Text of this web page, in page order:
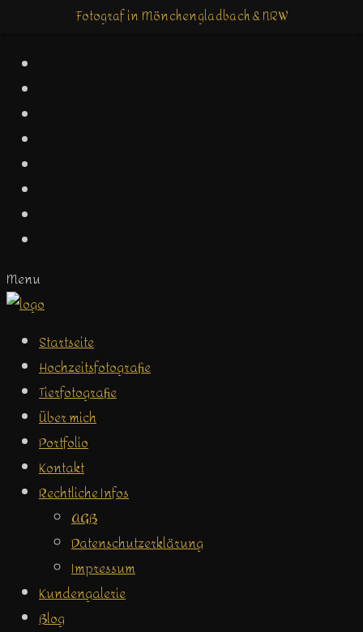
Fotograf in Mönchengladbach & NRW
Menu
Startseite
Hochzeitsfotografie
Tierfotografie
Über mich
Portfolio
Kontakt
Rechtliche Infos
AGB
Datenschutzerklärung
Impressum
Kundengalerie
Blog
Fotograf in Mönchengladbach & NRW